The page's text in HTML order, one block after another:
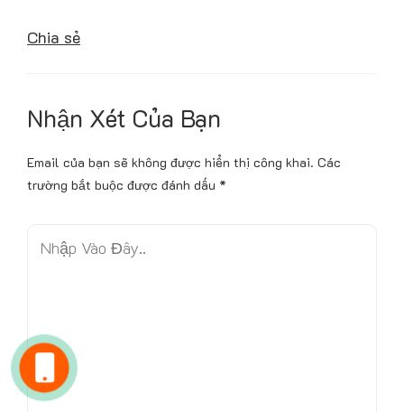
Chia sẻ
Nhận Xét Của Bạn
Email của bạn sẽ không được hiển thị công khai. Các
trường bắt buộc được đánh dấu *
à
Đ
HOTLINE: 0981.040.368
KINH DOANH: 094.303.4334